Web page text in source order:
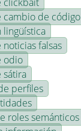
cambio de código
lingüística
falsas
odio
sátira
perfiles
roles semánticos